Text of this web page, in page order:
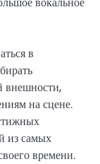
в
внешности,
на сцене.
из самых
времени.